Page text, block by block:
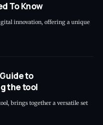
To Know
innovation, offering a unique
to
the tool
brings together a versatile set